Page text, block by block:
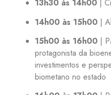
13h30 às 14h00 |
14h00 às 15h00 |
15h00 às 16h00 |
protagonista da
investimentos e
biometano no estado